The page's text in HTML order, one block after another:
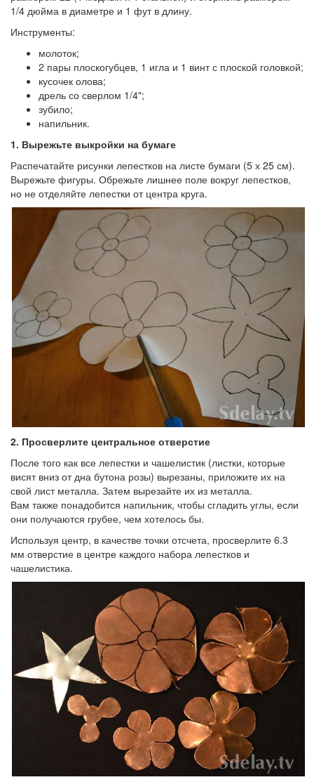
1/4 дюйма в диаметре и 1 фут в длину.
Инструменты:
молоток;
2 пары плоскогубцев, 1 игла и 1 винт с плоской головкой;
кусочек олова;
дрель со сверлом 1/4";
зубило;
напильник.
1. Вырежьте выкройки на бумаге
Распечатайте рисунки лепестков на листе бумаги (5 х 25 см).
Вырежьте фигуры. Обрежьте лишнее поле вокруг лепестков,
но не отделяйте лепестки от центра круга.
2. Просверлите центральное отверстие
После того как все лепестки и чашелистик (листки, которые
висят вниз от дна бутона розы) вырезаны, приложите их на
свой лист металла. Затем вырезайте их из металла.
Вам также понадобится напильник, чтобы сгладить углы, если
они получаются грубее, чем хотелось бы.
Используя центр, в качестве точки отсчета, просверлите 6.3
мм отверстие в центре каждого набора лепестков и
чашелистика.